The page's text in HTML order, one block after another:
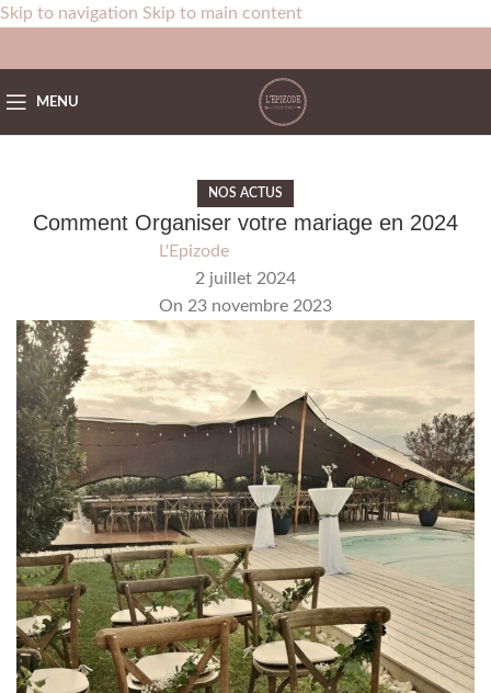
Skip to navigation Skip to main content
MENU
NOS ACTUS
Comment Organiser votre mariage en 2024
L'Epizode
2 juillet 2024
On 23 novembre 2023